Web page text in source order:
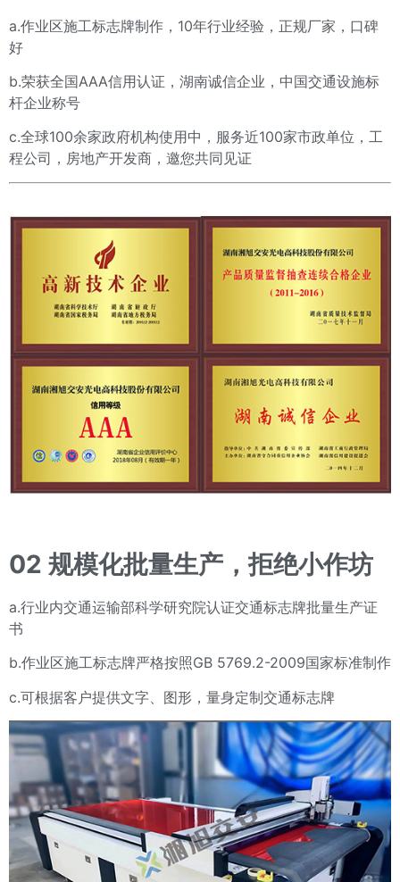
a.作业区施工标志牌制作，10年行业经验，正规厂家，口碑
好
b.荣获全国AAA信用认证，湖南诚信企业，中国交通设施标
杆企业称号
c.全球100余家政府机构使用中，服务近100家市政单位，工
程公司，房地产开发商，邀您共同见证
02 规模化批量生产，拒绝小作坊
a.行业内交通运输部科学研究院认证交通标志牌批量生产证
书
b.作业区施工标志牌严格按照GB 5769.2-2009国家标准制作
c.可根据客户提供文字、图形，量身定制交通标志牌